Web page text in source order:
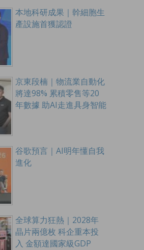
本地科研成果｜幹細胞生
產設施首獲認證
京東段楠｜物流業自動化
將達98% 累積零售等20
年數據 助AI走進具身智能
谷歌預言｜AI明年懂自我
進化
全球算力狂熱｜2028年
晶片兩億枚 科企重本投
入 金額達國家級GDP